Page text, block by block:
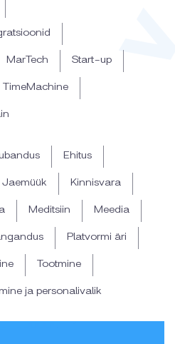
MarTech
Start-up
TimeMachine
Ehitus
Jaemüük
Kinnisvara
Meditsiin
Meedia
Platvormi äri
Tootmine
ja personalivalik